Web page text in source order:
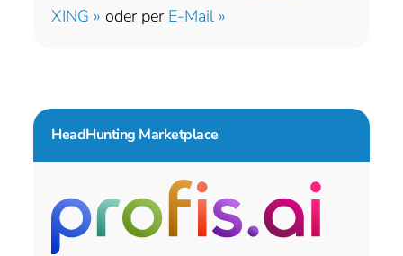
XING » oder per E-Mail »
HeadHunting Marketplace